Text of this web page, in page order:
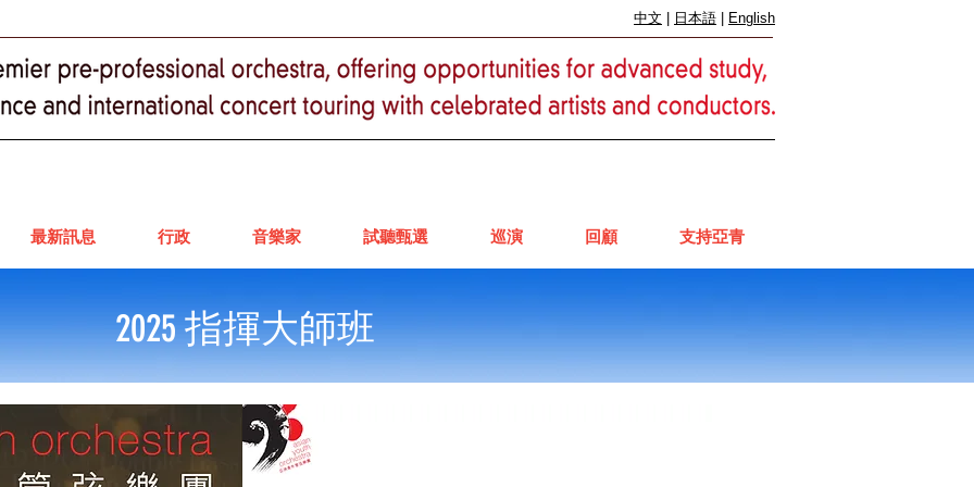
中文 日本語 English
最新訊息 行政 音樂家 試聽甄選 巡演 回顧 支持亞青
2025 指揮大師班